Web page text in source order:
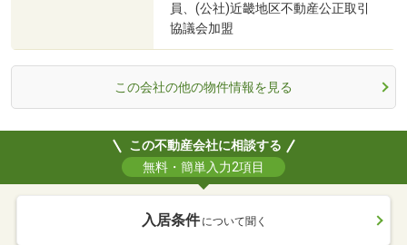
員、(公社)近畿地区不動産公正取引
協議会加盟
この会社の他の物件情報を見る
この不動産会社に相談する
無料・簡単入力2項目
入居条件 について聞く